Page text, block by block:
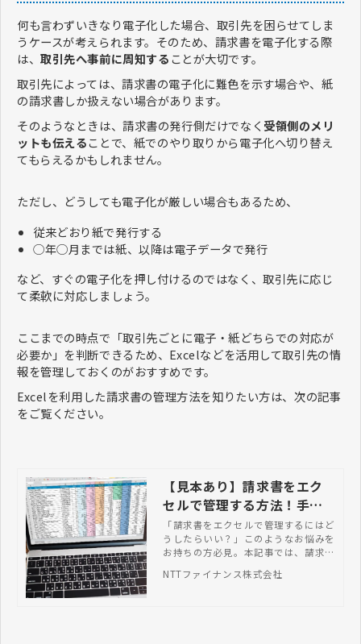
何も言わずいきなり電子化した場合、取引先を困らせてしま
うケースが考えられます。そのため、請求書を電子化する際
は、取引先へ事前に周知することが大切です。
取引先によっては、請求書の電子化に難色を示す場合や、紙
の請求書しか扱えない場合があります。
そのようなときは、請求書の発行側だけでなく 受領側のメリ
ットも伝えることで、紙でのやり取りから電子化へ切り替え
てもらえるかもしれません。
ただし、どうしても電子化が厳しい場合もあるため、
従来どおり紙で発行する
◯年◯月までは紙、以降は電子データで発行
​​​など、すぐの電子化を押し付けるのではなく、取引先に応じ
て柔軟に対応しましょう。 ​​​​​​​
ここまでの時点で「取引先ごとに電子・紙どちらでの対応が
必要か」を判断できるため、Excelなどを活用して取引先の情
報を管理しておくのがおすすめです。
Excelを利用した請求書の管理方法を知りたい方は、次の記事
をご覧ください。
【見本あり】請求書をエク
セルで管理する方法！手順
を送付・受領に分けて紹介
「請求書をエクセルで管理するにはど
うしたらいい？」このようなお悩みを
お持ちの方必見。本記事では、請求書
本と一緒に紹介します。
NTTファイナンス株式会社